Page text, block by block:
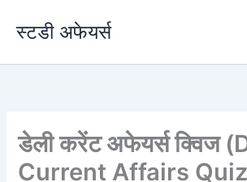
स्टडी अफेयर्स
डेली करेंट अफेयर्स क्विज
Current Affairs